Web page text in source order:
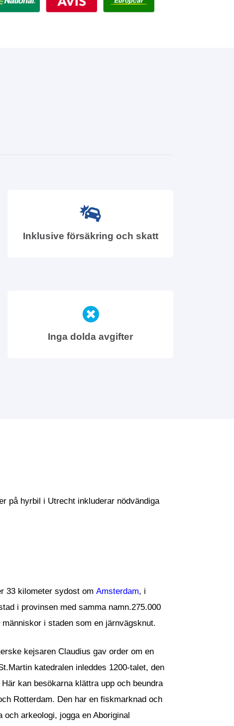
Inklusive försäkring och skatt
Inga dolda avgifter
på hyrbil i Utrecht inkluderar nödvändiga
33 kilometer sydost om Amsterdam, i
i provinsen med samma namn.275.000
i staden som en järnvägsknut.
kejsaren Claudius gav order om en
katedralen inleddes 1200-talet, den
kan besökarna klättra upp och beundra
Rotterdam. Den har en fiskmarknad och
arkeologi, jogga en Aboriginal